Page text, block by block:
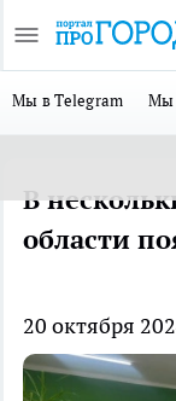
Мы в Telegram Мы
В
области
20 октября